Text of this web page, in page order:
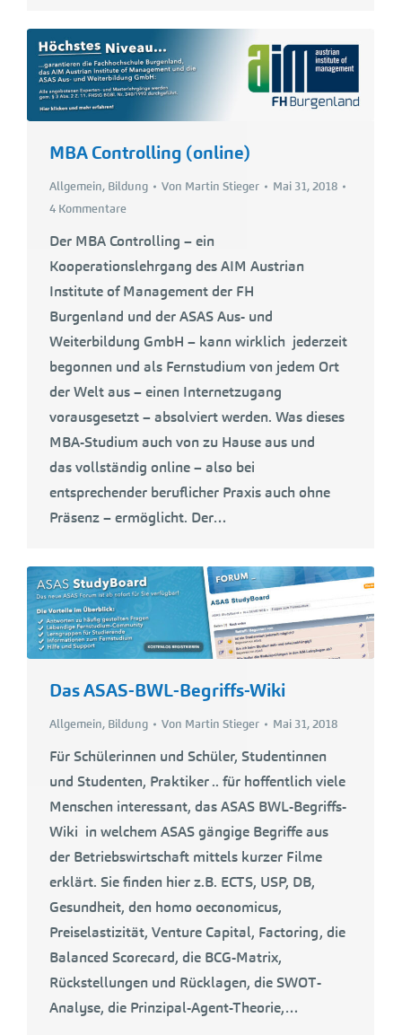
MBA Controlling (online)
Allgemein, Bildung Von Martin Stieger
Mai 31, 2018
4 Kommentare
Der MBA Controlling – ein
Kooperationslehrgang des AIM Austrian
Institute of Management der FH
Burgenland und der ASAS Aus- und
Weiterbildung GmbH – kann wirklich jederzeit
begonnen und als Fernstudium von jedem Ort
der Welt aus – einen Internetzugang
vorausgesetzt – absolviert werden. Was dieses
MBA-Studium auch von zu Hause aus und
das vollständig online – also bei
entsprechender beruflicher Praxis auch ohne
Präsenz – ermöglicht. Der…
Das ASAS-BWL-Begriffs-Wiki
Allgemein, Bildung Von Martin Stieger Mai 31, 2018
Für Schülerinnen und Schüler, Studentinnen
und Studenten, Praktiker .. für hoffentlich viele
Menschen interessant, das ASAS BWL-Begriffs-
Wiki in welchem ASAS gängige Begriffe aus
der Betriebswirtschaft mittels kurzer Filme
erklärt. Sie finden hier z.B. ECTS, USP, DB,
Gesundheit, den homo oeconomicus,
Preiselastizität, Venture Capital, Factoring, die
Balanced Scorecard, die BCG-Matrix,
Rückstellungen und Rücklagen, die SWOT-
Analyse, die Prinzipal-Agent-Theorie,…